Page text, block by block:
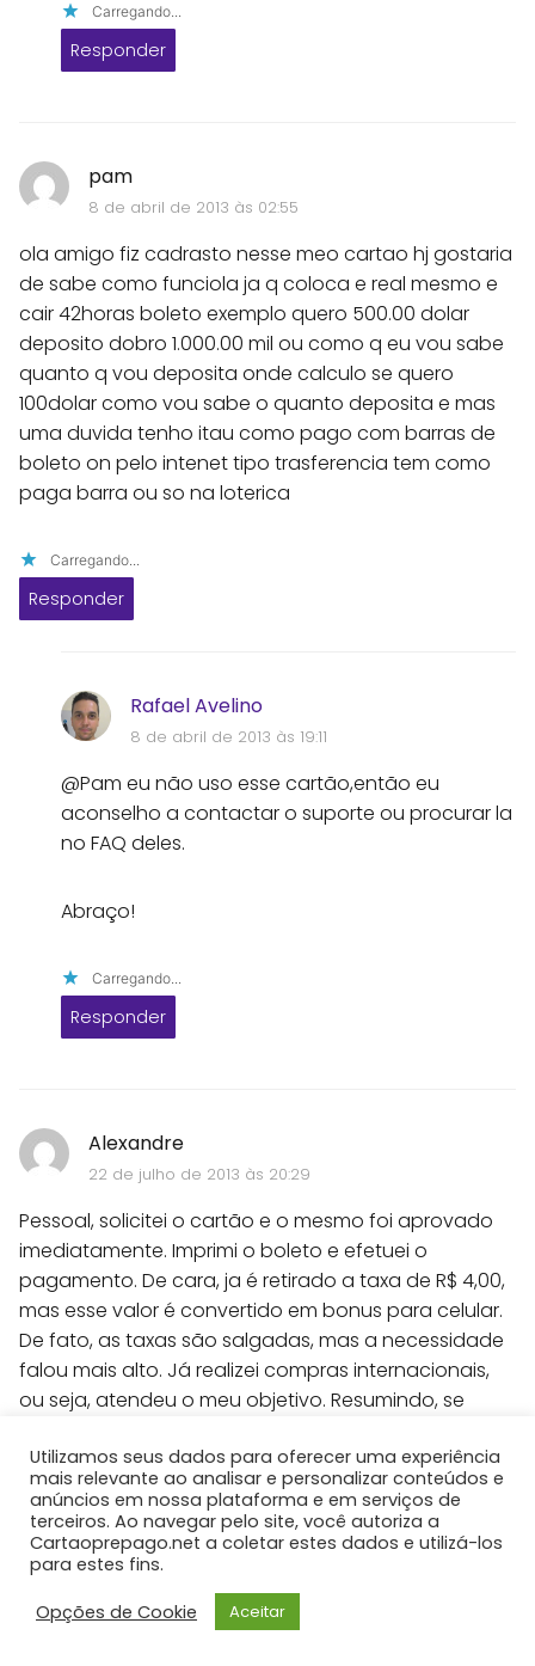
Carregando...
Responder
pam
8 de abril de 2013 às 02:55
ola amigo fiz cadrasto nesse meo cartao hj gostaria
de sabe como funciola ja q coloca e real mesmo e
cair 42horas boleto exemplo quero 500.00 dolar
deposito dobro 1.000.00 mil ou como q eu vou sabe
quanto q vou deposita onde calculo se quero
100dolar como vou sabe o quanto deposita e mas
uma duvida tenho itau como pago com barras de
boleto on pelo intenet tipo trasferencia tem como
paga barra ou so na loterica
Carregando...
Responder
Rafael Avelino
8 de abril de 2013 às 19:11
@Pam eu não uso esse cartão,então eu
aconselho a contactar o suporte ou procurar la
no FAQ deles.
Abraço!
Carregando...
Responder
Alexandre
22 de julho de 2013 às 20:29
Pessoal, solicitei o cartão e o mesmo foi aprovado
imediatamente. Imprimi o boleto e efetuei o
pagamento. De cara, ja é retirado a taxa de R$ 4,00,
mas esse valor é convertido em bonus para celular.
De fato, as taxas são salgadas, mas a necessidade
falou mais alto. Já realizei compras internacionais,
ou seja, atendeu o meu objetivo. Resumindo, se
cartão é perfeito.
Carregando...
Responder
Utilizamos seus dados para oferecer uma experiência
mais relevante ao analisar e personalizar conteúdos e
anúncios em nossa plataforma e em serviços de
terceiros. Ao navegar pelo site, você autoriza a
Cartaoprepago.net a coletar estes dados e utilizá-los
para estes fins.
Opções de Cookie
Aceitar